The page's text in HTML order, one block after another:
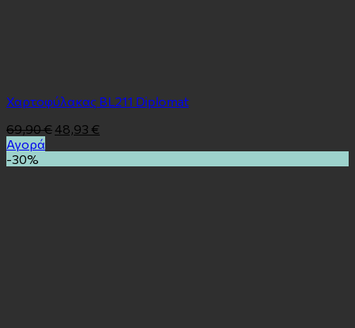
Χαρτοφύλακας BL211 Diplomat
69,90€48,93 €
Αγορά
-30%